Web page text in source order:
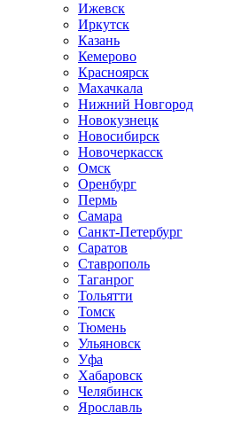
Ижевск
Иркутск
Казань
Кемерово
Красноярск
Махачкала
Нижний Новгород
Новокузнецк
Новосибирск
Новочеркаcск
Омск
Оренбург
Пермь
Самара
Санкт-Петербург
Саратов
Ставрополь
Таганрог
Тольятти
Томск
Тюмень
Ульяновск
Уфа
Хабаровск
Челябинск
Ярославль